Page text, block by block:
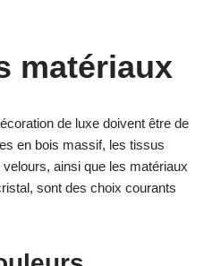
matériaux
de luxe doivent être de
en bois massif, les tissus
ainsi que les matériaux
sont des choix courants